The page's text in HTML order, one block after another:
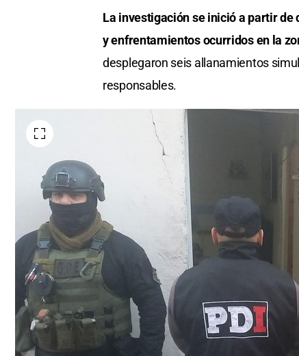
La investigación se inició a partir
y enfrentamientos ocurridos en la
desplegaron seis allanamientos
responsables.